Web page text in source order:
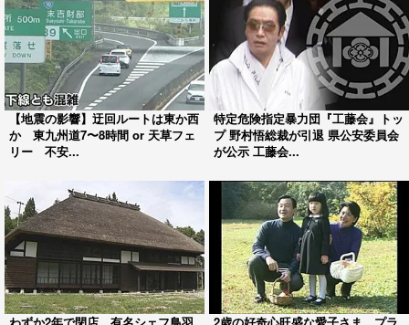
【地震の影響】迂回ルートは東か西
か 東九州道7〜8時間 or 天草フェ
リー 不安...
特定危険指定暴力団『工藤会』トッ
プ 野村悟総裁が引退 県公安委員会
が公示 工藤会...